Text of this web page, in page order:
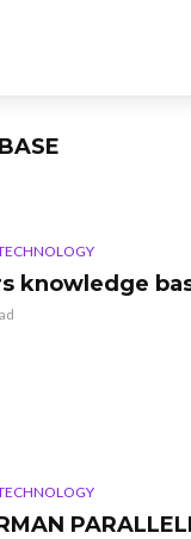
knowledge